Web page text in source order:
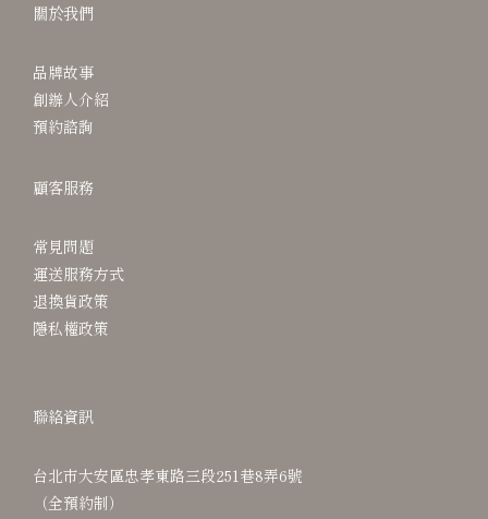
關於我們
品牌故事
創辦人介紹
預約諮詢
顧客服務
常見問題
運送服務方式
退換貨政策
隱私權政策
聯絡資訊
台北市大安區忠孝東路三段251巷8弄6號
（全預約制）